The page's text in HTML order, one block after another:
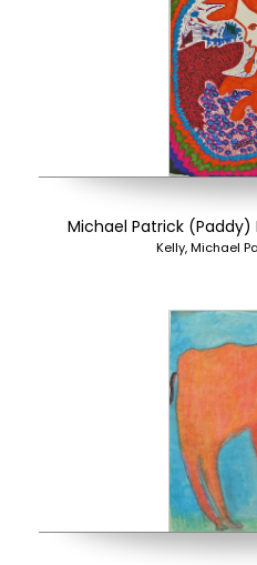
Michael Patrick (Paddy)
Kelly, Michael